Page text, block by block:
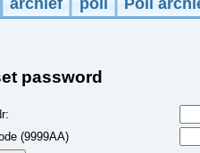
password
(9999AA)